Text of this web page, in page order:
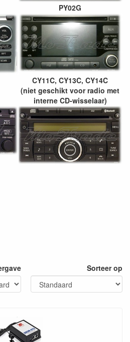
PY02G
CY11C, CY13C, CY14C
(niet geschikt voor radio met
interne CD-wisselaar)
Sorteer op